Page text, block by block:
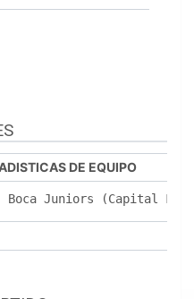
DE EQUIPO
Boca Juniors (Capital